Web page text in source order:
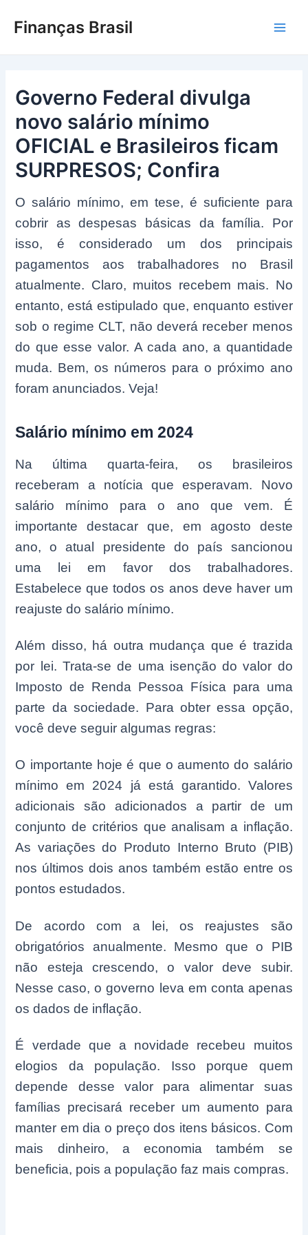
paraFinanças Brasil
Governo Federal divulga
novo salário mínimo
OFICIAL e Brasileiros ficam
SURPRESOS; Confira
O salário mínimo, em tese, é suficiente para
cobrir as despesas básicas da família. Por
isso, é considerado um dos principais
pagamentos aos trabalhadores no Brasil
atualmente. Claro, muitos recebem mais. No
entanto, está estipulado que, enquanto estiver
sob o regime CLT, não deverá receber menos
do que esse valor. A cada ano, a quantidade
muda. Bem, os números para o próximo ano
foram anunciados. Veja!
Salário mínimo em 2024
Na última quarta-feira, os brasileiros
receberam a notícia que esperavam. Novo
salário mínimo para o ano que vem. É
importante destacar que, em agosto deste
ano, o atual presidente do país sancionou
uma lei em favor dos trabalhadores.
Estabelece que todos os anos deve haver um
reajuste do salário mínimo.
Além disso, há outra mudança que é trazida
por lei. Trata-se de uma isenção do valor do
Imposto de Renda Pessoa Física para uma
parte da sociedade. Para obter essa opção,
você deve seguir algumas regras:
O importante hoje é que o aumento do salário
mínimo em 2024 já está garantido. Valores
adicionais são adicionados a partir de um
conjunto de critérios que analisam a inflação.
As variações do Produto Interno Bruto (PIB)
nos últimos dois anos também estão entre os
pontos estudados.
De acordo com a lei, os reajustes são
obrigatórios anualmente. Mesmo que o PIB
não esteja crescendo, o valor deve subir.
Nesse caso, o governo leva em conta apenas
os dados de inflação.
É verdade que a novidade recebeu muitos
elogios da população. Isso porque quem
depende desse valor para alimentar suas
famílias precisará receber um aumento para
manter em dia o preço dos itens básicos. Com
mais dinheiro, a economia também se
beneficia, pois a população faz mais compras.